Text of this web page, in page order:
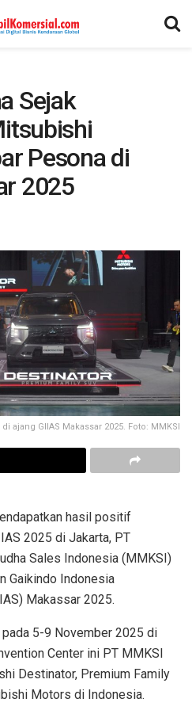
Sejak
Pesona di
2025
ajang GIIAS Makassar 2025. Foto: MMKSI
hasil positif
2025 di Jakarta, PT
Sales Indonesia (MMKSI)
Gaikindo Indonesia
Makassar 2025.
5-9 November 2025 di
Center ini PT MMKSI
Destinator, Premium Family
Motors di Indonesia.